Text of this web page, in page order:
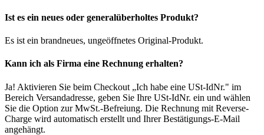
Ist es ein neues oder generalüberholtes Produkt?
Es ist ein brandneues, ungeöffnetes Original-Produkt.
Kann ich als Firma eine Rechnung erhalten?
Ja! Aktivieren Sie beim Checkout „Ich habe eine USt-IdNr." im
Bereich Versandadresse, geben Sie Ihre USt-IdNr. ein und wählen
Sie die Option zur MwSt.-Befreiung. Die Rechnung mit Reverse-
Charge wird automatisch erstellt und Ihrer Bestätigungs-E-Mail
angehängt.